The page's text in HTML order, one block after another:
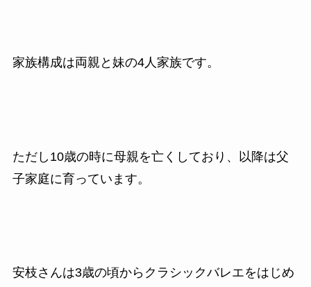
家族構成は両親と妹の4人家族です。
ただし10歳の時に母親を亡くしており、以降は父
子家庭に育っています。
安枝さんは3歳の頃からクラシックバレエをはじめ